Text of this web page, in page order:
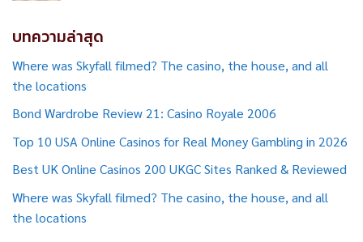
บทความล่าสุด
Where was Skyfall filmed? The casino, the house, and all
the locations
Bond Wardrobe Review 21: Casino Royale 2006
Top 10 USA Online Casinos for Real Money Gambling in 2026
Best UK Online Casinos 200 UKGC Sites Ranked & Reviewed
Where was Skyfall filmed? The casino, the house, and all
the locations